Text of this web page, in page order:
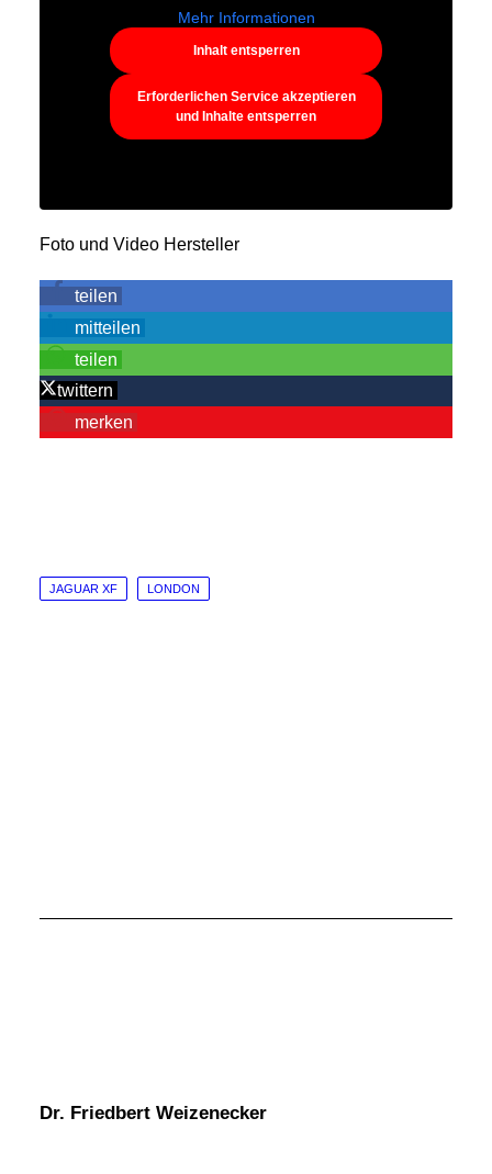
Mehr Informationen
Inhalt entsperren
Erforderlichen Service akzeptieren
und Inhalte entsperren
Foto und Video Hersteller
teilen
mitteilen
teilen
twittern
merken
JAGUAR XF LONDON
Dr. Friedbert Weizenecker